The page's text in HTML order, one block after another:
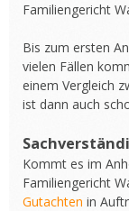
Familiengericht
Bis zum ersten
vielen Fällen
einem Vergleich
ist dann auch
Kommt es im
Familiengericht
Gutachten in